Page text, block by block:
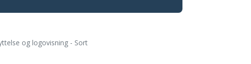
og logovisning - Sort